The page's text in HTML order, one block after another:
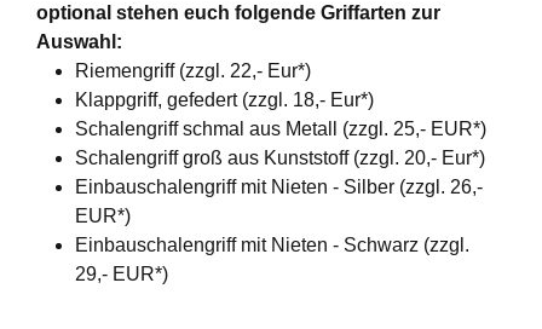
optional stehen euch folgende Griffarten zur
Auswahl:
Riemengriff (zzgl. 22,- Eur*)
Klappgriff, gefedert (zzgl. 18,- Eur*)
Schalengriff schmal aus Metall (zzgl. 25,- EUR*)
Schalengriff groß aus Kunststoff (zzgl. 20,- Eur*)
Einbauschalengriff mit Nieten - Silber (zzgl. 26,-
EUR*)
Einbauschalengriff mit Nieten - Schwarz (zzgl.
29,- EUR*)